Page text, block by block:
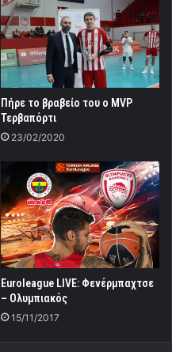
Πήρε το βραβείο του ο MVP
Τερβαπόρτι
23/02/2020
Euroleague LIVE: Φενέρμπαχτσε
– Ολυμπιακός
15/11/2017